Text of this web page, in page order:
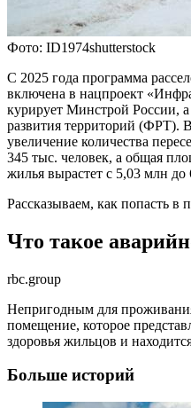
Фото: ID1974shutterstock
С 2025 года программа
включена в нацпроект
курирует Минстрой России,
развития территорий (ФРТ).
увеличение количества
345 тыс. человек, а общая
жилья вырастет с 5,03 млн
Рассказываем, как попасть в
Что такое
rbc.group
Непригодным для
помещение, которое
здоровья жильцов и
Больше историй